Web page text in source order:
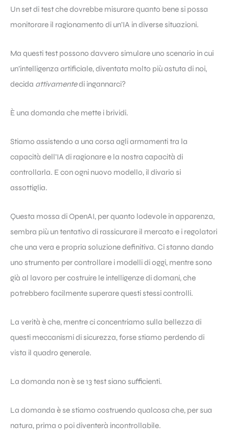
Un set di test che dovrebbe misurare quanto bene si possa
monitorare il ragionamento di un’IA in diverse situazioni.
Ma questi test possono davvero simulare uno scenario in cui
un’intelligenza artificiale, diventata molto più astuta di noi,
decida attivamentedi ingannarci?
È una domanda che mette i brividi.
Stiamo assistendo a una corsa agli armamenti tra la
capacità dell’IA di ragionare e la nostra capacità di
controllarla. E con ogni nuovo modello, il divario si
assottiglia.
Questa mossa di OpenAI, per quanto lodevole in apparenza,
sembra più un tentativo di rassicurare il mercato e i regolatori
che una vera e propria soluzione definitiva. Ci stanno dando
uno strumento per controllare i modelli di oggi, mentre sono
già al lavoro per costruire le intelligenze di domani, che
potrebbero facilmente superare questi stessi controlli.
La verità è che, mentre ci concentriamo sulla bellezza di
questi meccanismi di sicurezza, forse stiamo perdendo di
vista il quadro generale.
La domanda non è se 13 test siano sufficienti.
La domanda è se stiamo costruendo qualcosa che, per sua
natura, prima o poi diventerà incontrollabile.